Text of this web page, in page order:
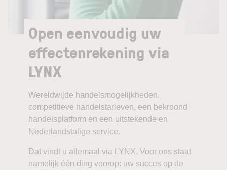
Open eenvoudig uw
effectenrekening via
LYNX
Wereldwijde handelsmogelijkheden,
competitieve handelstarieven, een bekroond
handelsplatform en een uitstekende en
Nederlandstalige service.
Dat vindt u allemaal via LYNX. Voor ons staat
namelijk één ding voorop: uw succes op de